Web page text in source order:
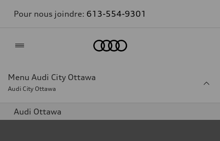
Pour nous joindre: 613-554-9301
Menu Audi City Ottawa
Audi City Ottawa
Audi Ottawa